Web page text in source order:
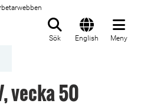
Sök English Meny
vecka 50